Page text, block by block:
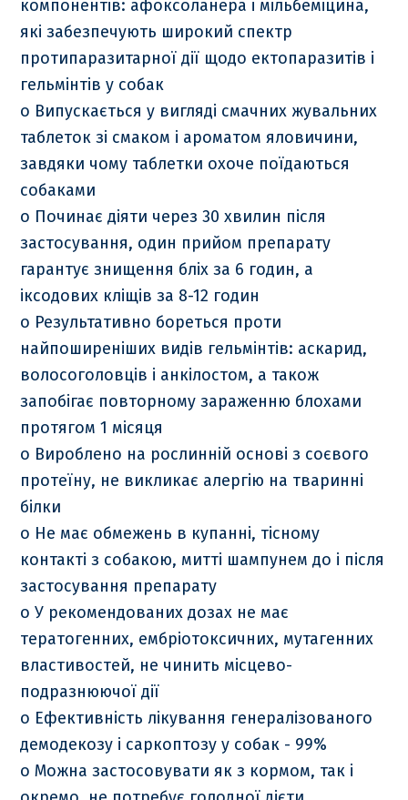
компонентів: афоксоланера і мільбеміцина,
які забезпечують широкий спектр
протипаразитарної дії щодо ектопаразитів і
гельмінтів у собак
o Випускається у вигляді смачних жувальних
таблеток зі смаком і ароматом яловичини,
завдяки чому таблетки охоче поїдаються
собаками
o Починає діяти через 30 хвилин після
застосування, один прийом препарату
гарантує знищення бліх за 6 годин, а
іксодових кліщів за 8-12 годин
o Результативно бореться проти
найпоширеніших видів гельмінтів: аскарид,
волосоголовців і анкілостом, а також
запобігає повторному зараженню блохами
протягом 1 місяця
o Вироблено на рослинній основі з соєвого
протеїну, не викликає алергію на тваринні
білки
o Не має обмежень в купанні, тісному
контакті з собакою, митті шампунем до і після
застосування препарату
o У рекомендованих дозах не має
тератогенних, ембріотоксичних, мутагенних
властивостей, не чинить місцево-
подразнюючої дії
o Ефективність лікування генералізованого
демодекозу і саркоптозу у собак - 99%
o Можна застосовувати як з кормом, так і